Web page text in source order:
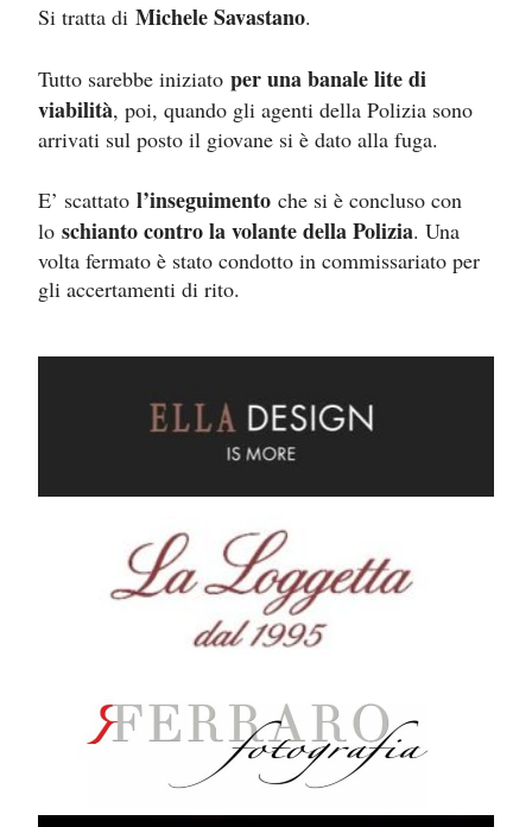
Si tratta di Michele Savastano.
Tutto sarebbe iniziato per una banale lite di
viabilità, poi, quando gli agenti della Polizia sono
arrivati sul posto il giovane si è dato alla fuga.
E’ scattato l’inseguimento che si è concluso con
lo schianto contro la volante della Polizia. Una
volta fermato è stato condotto in commissariato per
gli accertamenti di rito.